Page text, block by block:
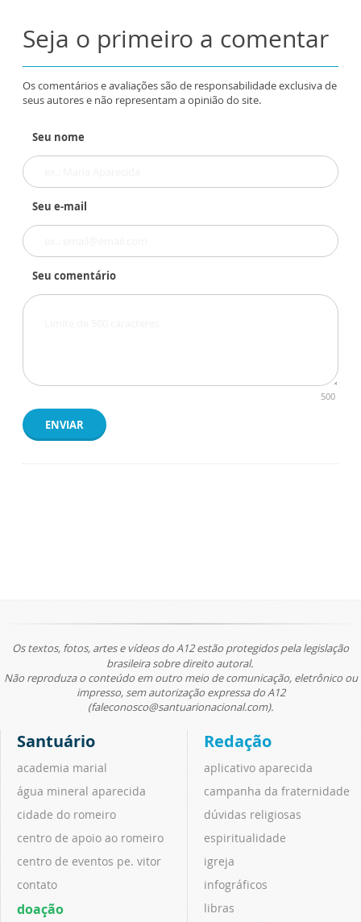
Seja o primeiro a comentar
Os comentários e avaliações são de responsabilidade exclusiva de
seus autores e não representam a opinião do site.
Seu nome
Seu e-mail
Seu comentário
500
ENVIAR
Os textos, fotos, artes e vídeos do A12 estão protegidos pela legislação
brasileira sobre direito autoral.
Não reproduza o conteúdo em outro meio de comunicação, eletrônico ou
impresso, sem autorização expressa do A12
(faleconosco@santuarionacional.com).
Santuário
academia marial
água mineral aparecida
cidade do romeiro
centro de apoio ao romeiro
centro de eventos pe. vitor
contato
doação
Redação
aplicativo aparecida
campanha da fraternidade
dúvidas religiosas
espiritualidade
igreja
infográficos
libras